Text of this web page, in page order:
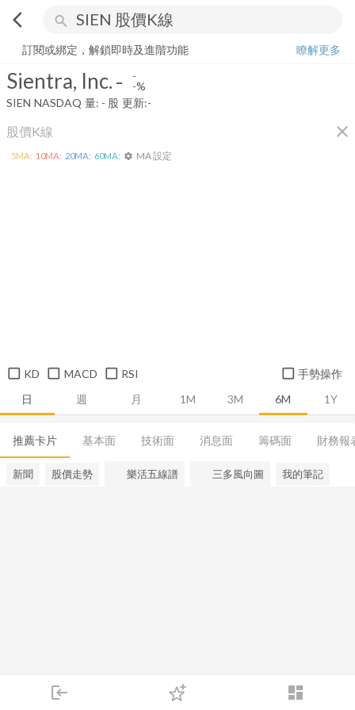
arrow_back_ios search
login dashboard
下單
Sientra, Inc. -%
訂閱或綁定，解鎖即時及進階功能
瞭解更多
Sientra, Inc.- -
-%
SIEN NASDAQ 量: - 股 更新:-
股價K線 close
日 週 月 1M 3M 6M 1Y
5MA: 10MA: 20MA: 60MA: settings MA 設定
KD MACD RSI 手勢操作
推薦卡片 基本面 技術面 消息面 籌碼面 財務報
新聞 股價走勢 樂活五線譜 三多風向圖 我的筆記